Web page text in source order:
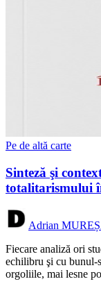
Pe de altă carte
Sinteză şi
totalitarismului
Adrian
Fiecare analiză ori
echilibru şi cu bunul-
orgoliile, mai lesne